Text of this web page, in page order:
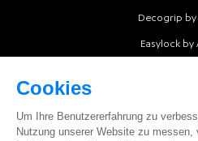
Decogrip by
Easylock by
Softgrip by